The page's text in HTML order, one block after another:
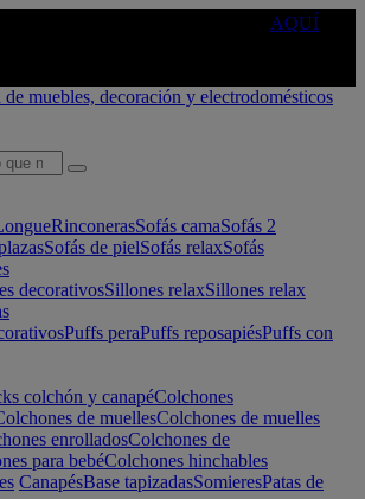
AQUÍ
RinconerasSofás camaSofás 2
Sofás de pielSofás relaxSofás
decorativosSillones relaxSillones relax
Puffs peraPuffs reposapiésPuffs con
colchón y canapéColchones
de muellesColchones de muelles
enrolladosColchones de
para bebéColchones hinchables
CanapésBase tapizadasSomieresPatas de